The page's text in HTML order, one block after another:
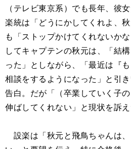
（テレビ東京系）でも長年、彼
楽統は「どうにかしてくれよ、
も「ストップかけてくれないか
してキャプテンの秋元は、「結
った」としながら、「最近は『
相談をするようになった」と引
告白。だが「（卒業していく子
伸ばしてくれない」と現状を訴え
設楽は「秋元と飛鳥ちゃんは